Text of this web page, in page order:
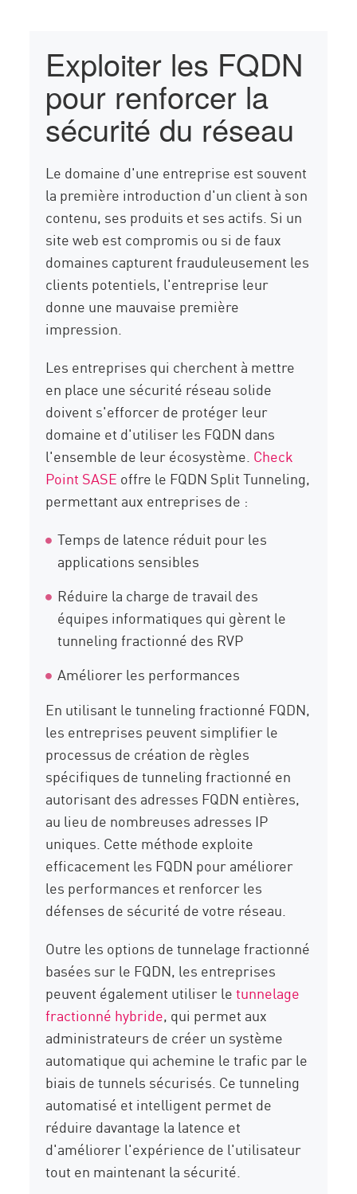
Exploiter les FQDN
pour renforcer la
sécurité du réseau
Le domaine d'une entreprise est souvent
la première introduction d'un client à son
contenu, ses produits et ses actifs. Si un
site web est compromis ou si de faux
domaines capturent frauduleusement les
clients potentiels, l'entreprise leur
donne une mauvaise première
impression.
Les entreprises qui cherchent à mettre
en place une sécurité réseau solide
doivent s'efforcer de protéger leur
domaine et d'utiliser les FQDN dans
l'ensemble de leur écosystème. Check
Point SASE offre le FQDN Split Tunneling,
permettant aux entreprises de :
Temps de latence réduit pour les
applications sensibles
Réduire la charge de travail des
équipes informatiques qui gèrent le
tunneling fractionné des RVP
Améliorer les performances
En utilisant le tunneling fractionné FQDN,
les entreprises peuvent simplifier le
processus de création de règles
spécifiques de tunneling fractionné en
autorisant des adresses FQDN entières,
au lieu de nombreuses adresses IP
uniques. Cette méthode exploite
efficacement les FQDN pour améliorer
les performances et renforcer les
défenses de sécurité de votre réseau.
Outre les options de tunnelage fractionné
basées sur le FQDN, les entreprises
peuvent également utiliser letunnelage
fractionné hybride, qui permet aux
administrateurs de créer un système
automatique qui achemine le trafic par le
biais de tunnels sécurisés. Ce tunneling
automatisé et intelligent permet de
réduire davantage la latence et
d'améliorer l'expérience de l'utilisateur
tout en maintenant la sécurité.